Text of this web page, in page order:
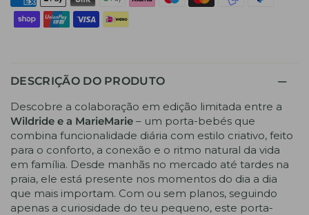
DESCRIÇÃO DO PRODUTO
Descobre a colaboração em edição limitada entre a
Wildride e a MarieMarie – um porta-bebés que
combina funcionalidade diária com estilo criativo, feito
para o conforto, a conexão e o ritmo natural da vida
em família. Desde manhãs no mercado até tardes na
praia, ele está presente nos momentos do dia a dia
que mais importam. Com ou sem planos, seguindo
apenas a curiosidade do teu pequeno, este porta-